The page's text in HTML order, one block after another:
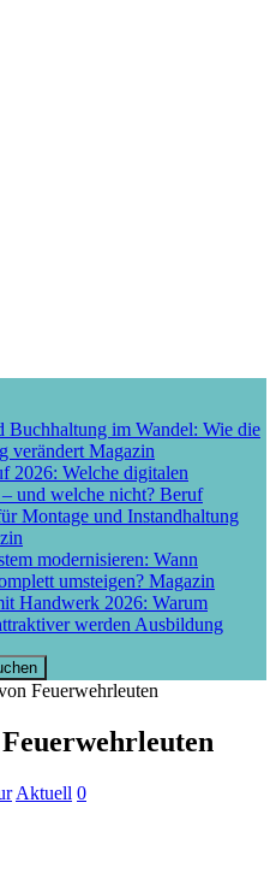
Buchhaltung im Wandel: Wie die
verändert Magazin
2026: Welche digitalen
und welche nicht? Beruf
Montage und Instandhaltung
modernisieren: Wann
umsteigen? Magazin
Handwerk 2026: Warum
werden Ausbildung
Feuerwehrleuten
Aktuell 0